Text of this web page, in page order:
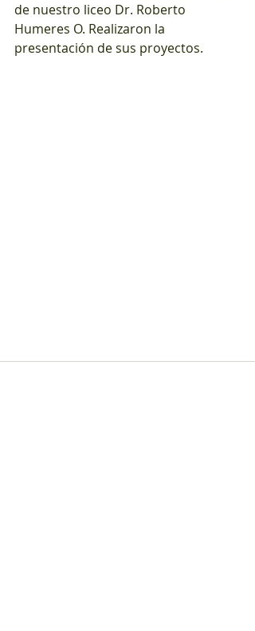
de nuestro liceo Dr. Roberto
Humeres O. Realizaron la
presentación de sus proyectos.